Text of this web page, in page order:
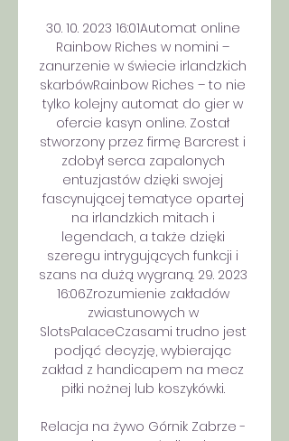
30. 10. 2023 16:01Automat online
Rainbow Riches w nomini –
zanurzenie w świecie irlandzkich
skarbówRainbow Riches – to nie
tylko kolejny automat do gier w
ofercie kasyn online. Został
stworzony przez firmę Barcrest i
zdobył serca zapalonych
entuzjastów dzięki swojej
fascynującej tematyce opartej
na irlandzkich mitach i
legendach, a także dzięki
szeregu intrygujących funkcji i
szans na dużą wygraną. 29. 2023
16:06Zrozumienie zakładów
zwiastunowych w
SlotsPalaceCzasami trudno jest
podjąć decyzję, wybierając
zakład z handicapem na mecz
piłki nożnej lub koszykówki.
Relacja na żywo Górnik Zabrze -